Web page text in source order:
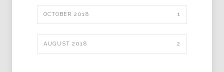
OCTOBER 2018 1
AUGUST 2018 2